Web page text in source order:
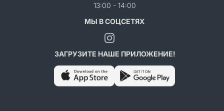
13:00 - 14:00
МЫ В СОЦСЕТЯХ
ЗАГРУЗИТЕ НАШЕ ПРИЛОЖЕНИЕ!